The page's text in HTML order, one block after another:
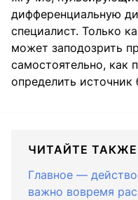
дифференциальную
специалист. Только
может заподозрить
самостоятельно, как
определить источник
ЧИТАЙТЕ ТАКЖЕ
Главное —
важно вовремя